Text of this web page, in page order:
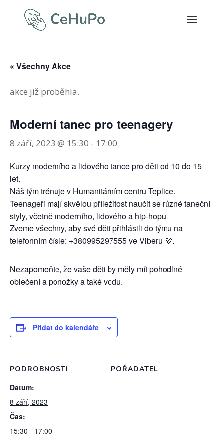
« Všechny Akce
akce již proběhla.
Moderní tanec pro teenagery
8 září, 2023 @ 15:30 - 17:00
Kurzy moderního a lidového tance pro děti od 10 do 15
let.
Náš tým trénuje v Humanitárním centru Teplice.
Teenageři mají skvělou příležitost naučit se různé taneční
styly, včetně moderního, lidového a hip-hopu.
Zveme všechny, aby své děti přihlásili do týmu na
telefonním čísle: +380995297555 ve Viberu 💜.
Nezapomeňte, že vaše děti by měly mít pohodlné
oblečení a ponožky a také vodu.
Přidat do kalendáře
PODROBNOSTI
Datum:
8 září, 2023
Čas:
15:30 - 17:00
POŘADATEL